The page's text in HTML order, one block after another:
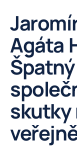
Agáta
skutky